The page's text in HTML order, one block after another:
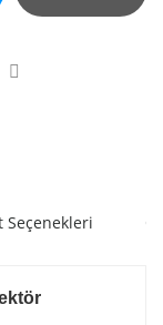
Seçenekleri